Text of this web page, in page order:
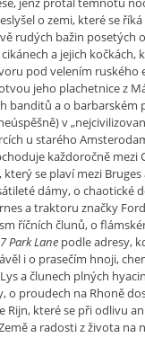
o zemi, které se říká
rudých bažin posetých
a jejich kočkách,
pod velením ruského
jeho plachetnice z
banditů a o barbarském
v „
u starého
každoročně mezi
se plaví mezi
dámy, o chaotické
a traktoru značky
říčních člunů, o
Park Lanepodle adresy,
i o prasečím hnoji,
a člunech plných
o proudech na Rhoně
Rijn, které se při odlivu
a radosti z života na